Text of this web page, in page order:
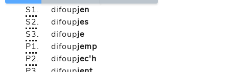
S1. difoupjen
S2. difoupjes
S3. difoupje
P1. difoupjemp
P2. difoupjec'h